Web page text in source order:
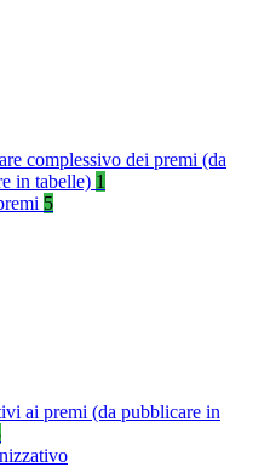
complessivo dei premi (da
in tabelle) 1
5
ai premi (da pubblicare in